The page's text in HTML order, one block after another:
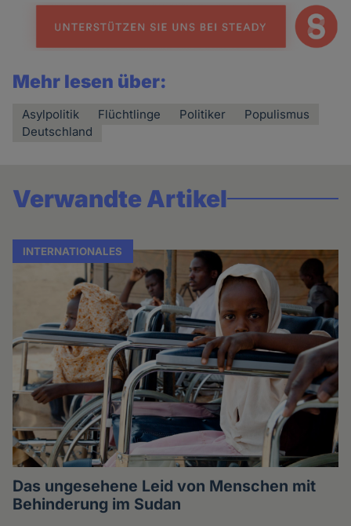
Mehr lesen über:
Asylpolitik Flüchtlinge Politiker
Populismus
Deutschland
Verwandte Artikel
INTERNATIONALES
Das ungesehene Leid von Menschen mit
Behinderung im Sudan